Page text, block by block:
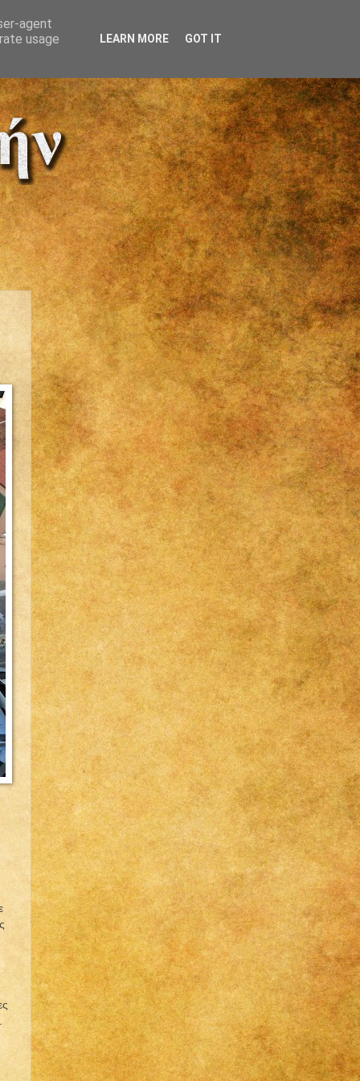
agent
usage
LEARN MORE GOT IT